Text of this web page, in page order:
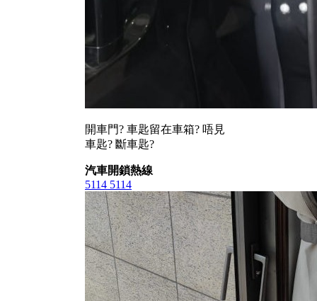
開車門? 車匙留在車箱? 唔見
車匙? 斷車匙?
汽車開鎖熱線
5114 5114